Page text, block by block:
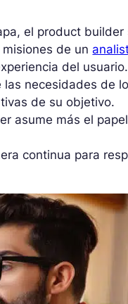
el product builder
de un
del usuario.
necesidades de
de su objetivo.
asume más el
continua para